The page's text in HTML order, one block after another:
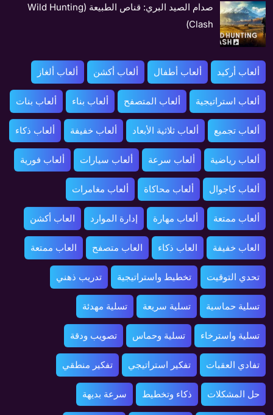
صدام الصيد البري: قناص الطبيعة (Wild Hunting
Clash)
ألعاب أركيد ألعاب أطفال ألعاب أكشن ألعاب ألغاز
ألعاب استراتيجية ألعاب المتصفح ألعاب بناء ألعاب بنات
ألعاب تجميع ألعاب ثلاثية الأبعاد ألعاب خفيفة ألعاب ذكاء
ألعاب رياضية ألعاب سرعة ألعاب سيارات ألعاب فورية
ألعاب كاجوال ألعاب محاكاة ألعاب مغامرات
ألعاب ممتعة ألعاب مهارة إدارة الموارد العاب أكشن
العاب خفيفة العاب ذكاء العاب متصفح العاب ممتعة
تحدي التوقيت تخطيط واستراتيجية تدريب ذهني
تسلية حماسية تسلية سريعة تسلية مهدئة
تسلية واسترخاء تسلية وحماس تصويب ودقة
تفادي العقبات تفكير استراتيجي تفكير منطقي
حل المشكلات ذكاء وتخطيط سرعة بديهة